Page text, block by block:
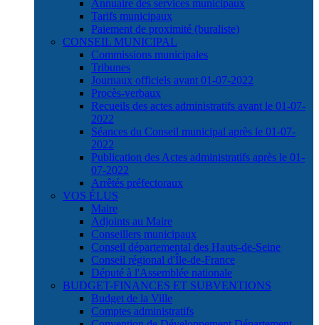
Annuaire des services municipaux
Tarifs municipaux
Paiement de proximité (buraliste)
CONSEIL MUNICIPAL
Commissions municipales
Tribunes
Journaux officiels avant 01-07-2022
Procès-verbaux
Recueils des actes administratifs avant le 01-07-
2022
Séances du Conseil municipal après le 01-07-
2022
Publication des Actes administratifs après le 01-
07-2022
Arrêtés préfectoraux
VOS ÉLUS
Maire
Adjoints au Maire
Conseillers municipaux
Conseil départemental des Hauts-de-Seine
Conseil régional d'Île-de-France
Député à l'Assemblée nationale
BUDGET-FINANCES ET SUBVENTIONS
Budget de la Ville
Comptes administratifs